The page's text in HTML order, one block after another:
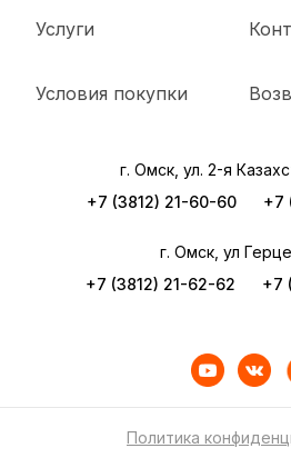
Услуги
Условия покупки
г. Омск, ул. 2-я
+7 (3812) 21-60-60
+7
г. Омск, ул
+7 (3812) 21-62-62
+7
Политика